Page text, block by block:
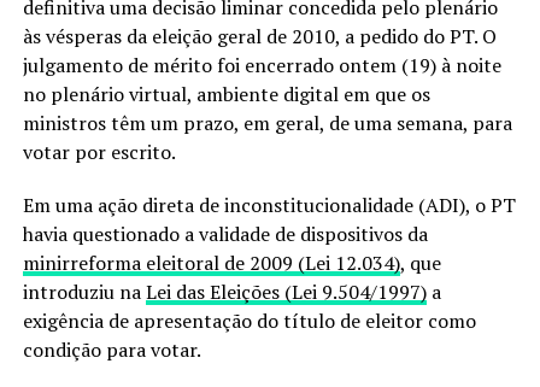
definitiva uma decisão liminar concedida pelo plenário
às vésperas da eleição geral de 2010, a pedido do PT. O
julgamento de mérito foi encerrado ontem (19) à noite
no plenário virtual, ambiente digital em que os
ministros têm um prazo, em geral, de uma semana, para
votar por escrito.
Em uma ação direta de inconstitucionalidade (ADI), o PT
havia questionado a validade de dispositivos da
minirreforma eleitoral de 2009 (Lei 12.034), que
introduziu naLei das Eleições (Lei 9.504/1997)a
exigência de apresentação do título de eleitor como
condição para votar.